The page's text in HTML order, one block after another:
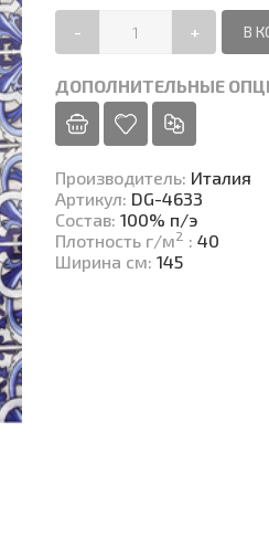
- +
ДОПОЛНИТЕЛЬНЫЕ
Производитель: Италия
Артикул: DG-4633
Состав: 100% п/э
Плотность г/м2 : 40
Ширина см: 145